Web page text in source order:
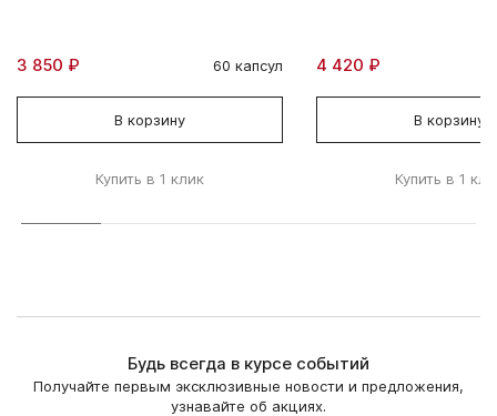
3 850 ₽ 60 капсул
В корзину
Купить в 1 клик
4 420 ₽
В корзину
Купить в 1
Будь всегда в курсе событий
Получайте первым эксклюзивные новости и предложения,
узнавайте об акциях.